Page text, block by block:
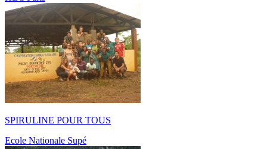
SPIRULINE POUR TOUS
Ecole Nationale Supé